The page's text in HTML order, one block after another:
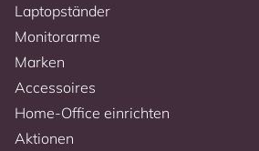
Laptopständer
Monitorarme
Marken
Accessoires
Home-Office einrichten
Aktionen